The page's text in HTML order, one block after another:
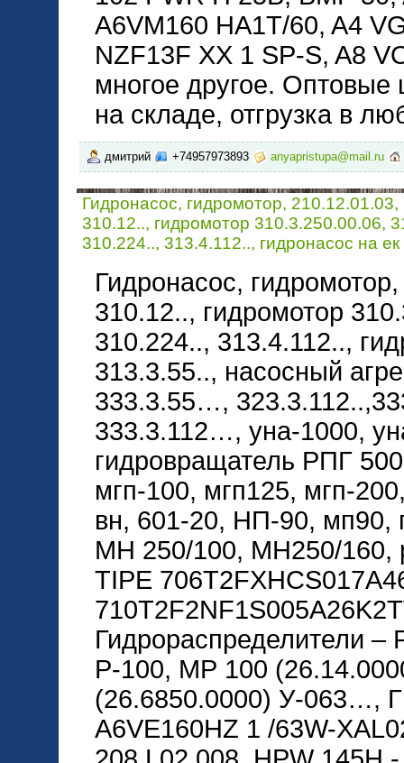
A6VM160 HA1T/60, A4
NZF13F XX 1 SP-S, A8
многое другое. Оптовые
на складе, отгрузка в
дмитрий +74957973893 anyapristupa@mail.ru
Гидронасос, гидромотор, 210.12.01.03,
310.12.., гидромотор 310.3.250.00.06,
310.224.., 313.4.112.., гидронасос на ек
Гидронасос,
310.12.., гидромотор
310.224.., 313.4.112..,
313.3.55.., насосный
333.3.55…,
333.3.112…, уна-1000,
гидровращатель РПГ
мгп-100, мгп125, мгп-
вн, 601-20, НП-90, мп90,
МН 250/100, МН250/160,
TIPE
Гидрораспределители –
Р-100, МР 100
(26.6850.0000) У-063…,
A6VE160HZ 1 /63W-